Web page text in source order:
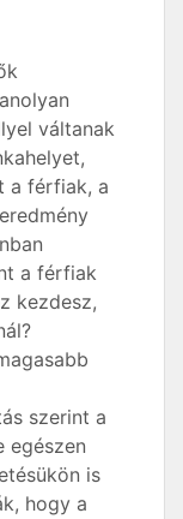
váltanak
a férfiak, a
a férfiak
kezdesz,
szerint a
egészen
is
hogy a